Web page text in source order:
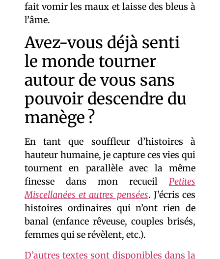
fait vomir les maux et laisse des bleus à
l’âme.
Avez-vous déjà senti
le monde tourner
autour de vous sans
pouvoir descendre du
manège ?
En tant que souffleur d’histoires à
hauteur humaine, je capture ces vies qui
tournent en parallèle avec la même
finesse dans mon recueil Petites
Miscellanées et autres pensées. J’écris ces
histoires ordinaires qui n’ont rien de
banal (enfance rêveuse, couples brisés,
femmes qui se révèlent, etc.).
D’autres textes sont disponibles dans la